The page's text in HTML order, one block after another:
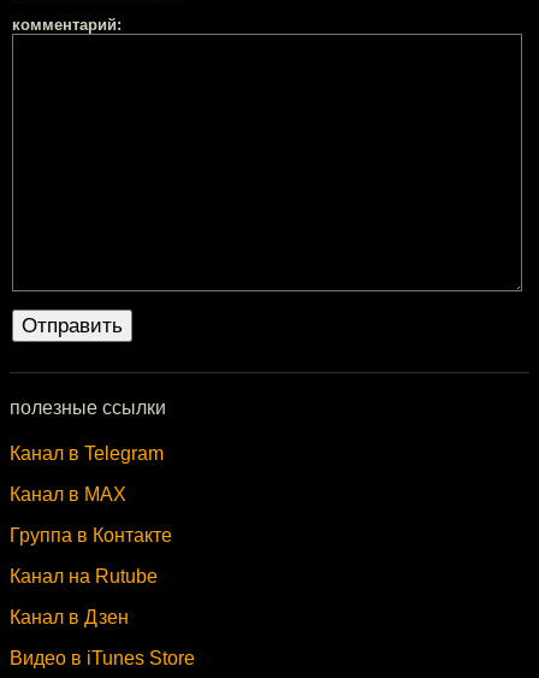
комментарий:
полезные ссылки
Канал в Telegram
Канал в MAX
Группа в Контакте
Канал на Rutube
Канал в Дзен
Видео в iTunes Store